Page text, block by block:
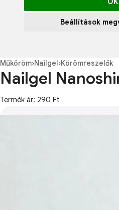
Beállítások
Műköröm›Nailgel›Körömreszelők
Nailgel
Termék ár: 290 Ft